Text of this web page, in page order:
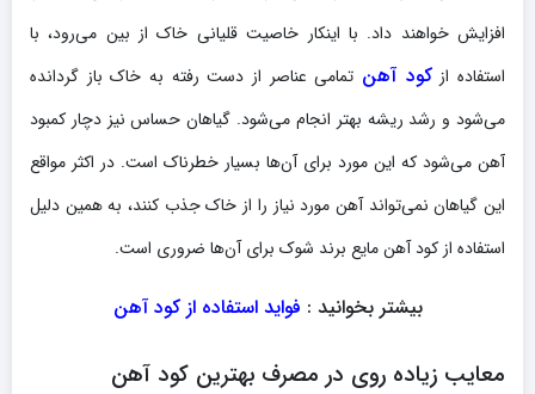
افزایش خواهند داد. با اینکار خاصیت قلیانی خاک از بین می‌رود، با
استفاده ازکود آهن تمامی عناصر از دست رفته به خاک باز گردانده
می‌شود و رشد ریشه بهتر انجام می‌شود. گیاهان حساس نیز دچار کمبود
آهن می‌شود که این مورد برای آن‌ها بسیار خطرناک است. در اکثر مواقع
این گیاهان نمی‌تواند آهن مورد نیاز را از خاک جذب کنند، به همین دلیل
استفاده از کود آهن مایع برند شوک برای آن‌ها ضروری است.
بیشتر بخوانید : فواید استفاده از کود آهن
معایب زیاده روی در مصرف بهترین کود آهن